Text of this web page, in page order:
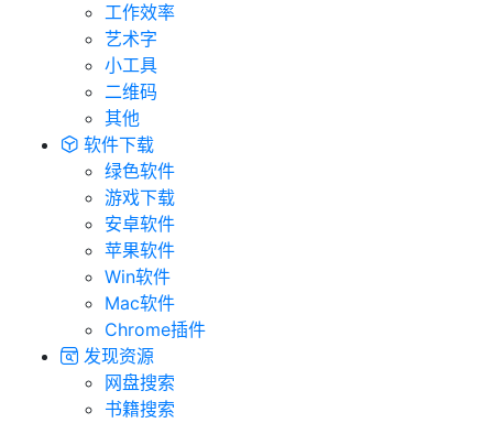
工作效率
艺术字
小工具
二维码
其他
软件下载
绿色软件
游戏下载
安卓软件
苹果软件
Win软件
Mac软件
Chrome插件
发现资源
网盘搜索
书籍搜索